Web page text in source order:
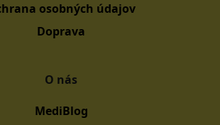
osobných údajov
Doprava
O nás
MediBlog